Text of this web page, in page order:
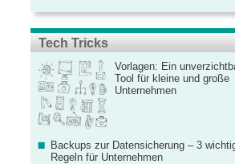
Tech Tricks
Vorlagen: Ein
Tool für kleine und große
Unternehmen
Backups zur Datensicherung – 3
Regeln für Unternehmen